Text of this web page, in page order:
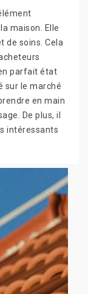
maison. Elle
de soins. Cela
parfait état
sur le marché
en main
De plus, il
intéressants